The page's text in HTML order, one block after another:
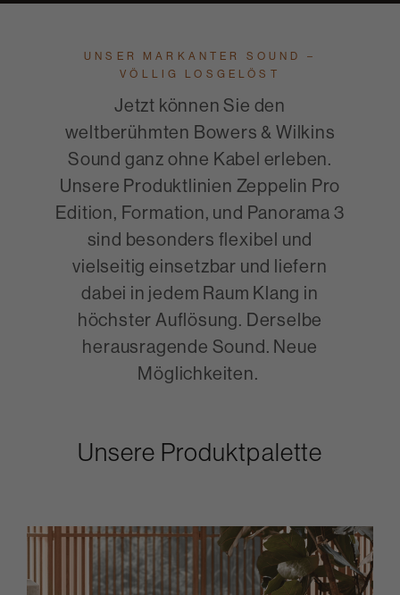
UNSER MARKANTER SOUND –
VÖLLIG LOSGELÖST
Jetzt können Sie den
weltberühmten Bowers & Wilkins
Sound ganz ohne Kabel erleben.
Unsere Produktlinien Zeppelin Pro
Edition, Formation, und Panorama 3
sind besonders flexibel und
vielseitig einsetzbar und liefern
dabei in jedem Raum Klang in
höchster Auflösung. Derselbe
herausragende Sound. Neue
Möglichkeiten.
Unsere Produktpalette